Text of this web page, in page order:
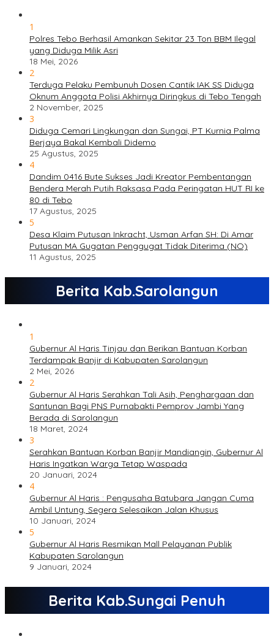
1
Polres Tebo Berhasil Amankan Sekitar 23 Ton BBM Ilegal
yang Diduga Milik Asri
18 Mei, 2026
2
Terduga Pelaku Pembunuh Dosen Cantik IAK SS Diduga
Oknum Anggota Polisi Akhirnya Diringkus di Tebo Tengah
2 November, 2025
3
Diduga Cemari Lingkungan dan Sungai, PT Kurnia Palma
Berjaya Bakal Kembali Didemo
25 Agustus, 2025
4
Dandim 0416 Bute Sukses Jadi Kreator Pembentangan
Bendera Merah Putih Raksasa Pada Peringatan HUT RI ke
80 di Tebo
17 Agustus, 2025
5
Desa Klaim Putusan Inkracht, Usman Arfan SH: Di Amar
Putusan MA Gugatan Penggugat Tidak Diterima (NO)
11 Agustus, 2025
Berita Kab.Sarolangun
1
Gubernur Al Haris Tinjau dan Berikan Bantuan Korban
Terdampak Banjir di Kabupaten Sarolangun
2 Mei, 2026
2
Gubernur Al Haris Serahkan Tali Asih, Penghargaan dan
Santunan Bagi PNS Purnabakti Pemprov Jambi Yang
Berada di Sarolangun
18 Maret, 2024
3
Serahkan Bantuan Korban Banjir Mandiangin, Gubernur Al
Haris Ingatkan Warga Tetap Waspada
20 Januari, 2024
4
Gubernur Al Haris : Pengusaha Batubara Jangan Cuma
Ambil Untung, Segera Selesaikan Jalan Khusus
10 Januari, 2024
5
Gubernur Al Haris Resmikan Mall Pelayanan Publik
Kabupaten Sarolangun
9 Januari, 2024
Berita Kab.Sungai Penuh